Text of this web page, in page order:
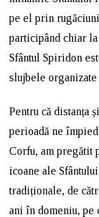
pe el prin
participând chiar
Sfântul Spiridon
slujbele organizate
Pentru că distanța
perioadă ne
Corfu, am pregătit
icoane ale
tradiționale, de
ani în domeniu, pe